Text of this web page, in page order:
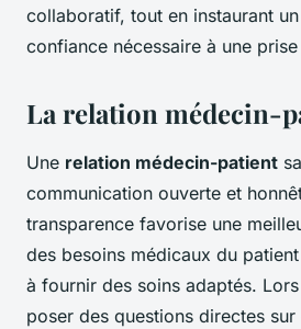
collaboratif, tout en instaurant
confiance nécessaire à une
La relation médecin-
Une relation médecin-patient
communication ouverte et
transparence favorise une
des besoins médicaux du
à fournir des soins adaptés.
poser des questions directes sur